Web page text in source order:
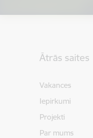
Ātrās saites
Vakances
Iepirkumi
Projekti
Par mums